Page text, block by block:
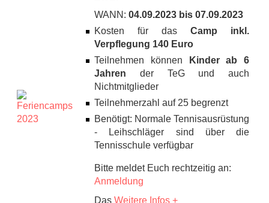
WANN: 04.09.2023 bis 07.09.2023
Kosten für das Camp inkl.
Verpflegung 140 Euro
Teilnehmen können
Kinder ab 6
Jahren der TeG und auch
Nichtmitglieder
Teilnehmerzahl auf 25 begrenzt
Benötigt: Normale Tennisausrüstung
- Leihschläger sind über die
Tennisschule verfügbar
Bitte meldet Euch rechtzeitig an:
Anmeldung
Das Weitere Infos +